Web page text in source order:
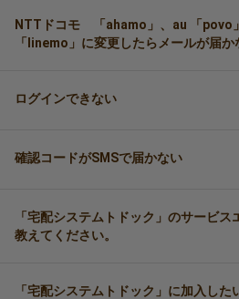
NTTドコモ 「ahamo」、au 「povo
「linemo」に変更したらメールが届か
ログインできない
確認コードがSMSで届かない
「宅配システムトドック」のサービ
教えてください。
「宅配システムトドック」に加入し